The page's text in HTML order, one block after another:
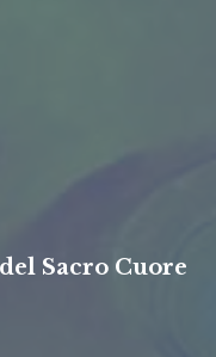
Sacro Cuore